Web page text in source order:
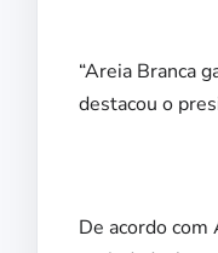
“Areia Branca
destacou o
De acordo